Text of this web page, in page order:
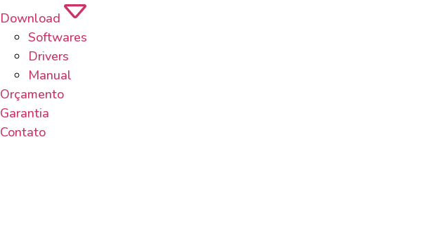
Download
Softwares
Drivers
Manual
Orçamento
Garantia
Contato